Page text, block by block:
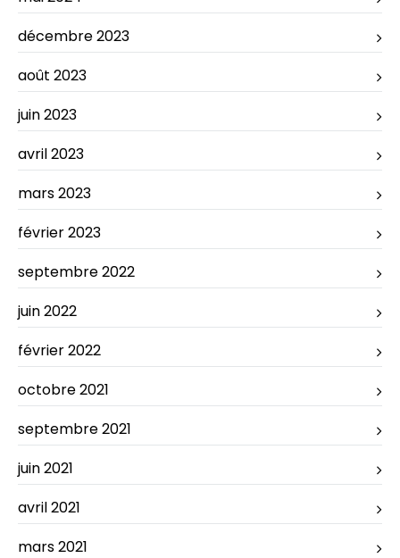
décembre 2023
août 2023
juin 2023
avril 2023
mars 2023
février 2023
septembre 2022
juin 2022
février 2022
octobre 2021
septembre 2021
juin 2021
avril 2021
mars 2021